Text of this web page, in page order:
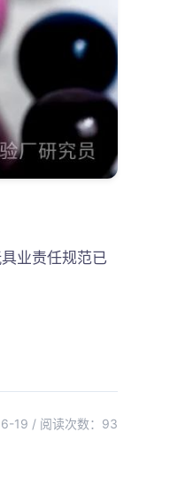
业责任规范已
19 / 阅读次数： 93